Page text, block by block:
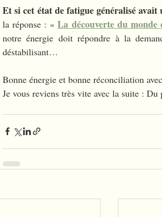
Et si cet état de fatigue généralisé
la réponse : « La découverte du monde
notre énergie doit répondre à la
déstabilisant…
Bonne énergie et bonne réconciliation
Je vous reviens très vite avec la suite :